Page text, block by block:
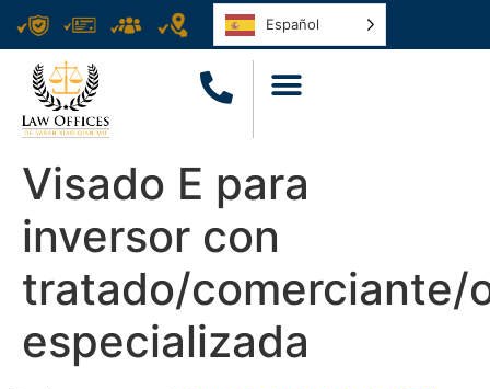
Español
Visado E para
inversor con
tratado/comerciante/
especializada